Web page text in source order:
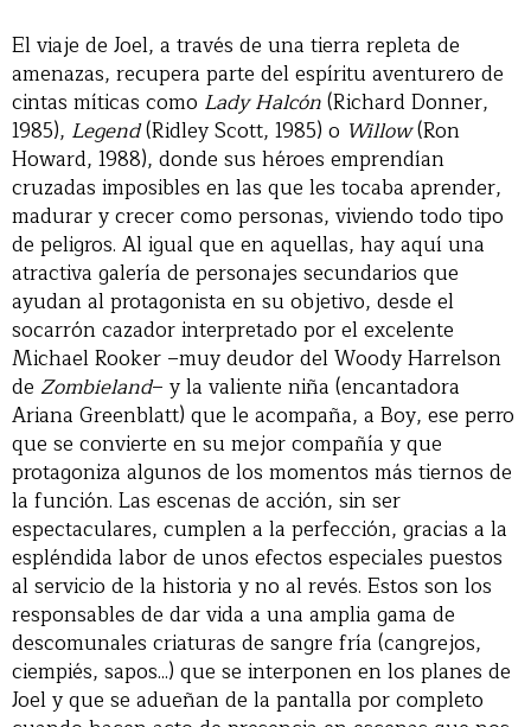
El viaje de Joel, a través de una tierra repleta de
amenazas, recupera parte del espíritu aventurero de
cintas míticas como Lady Halcón(Richard Donner,
1985), Legend(Ridley Scott, 1985) o Willow(Ron
Howard, 1988), donde sus héroes emprendían
cruzadas imposibles en las que les tocaba aprender,
madurar y crecer como personas, viviendo todo tipo
de peligros. Al igual que en aquellas, hay aquí una
atractiva galería de personajes secundarios que
ayudan al protagonista en su objetivo, desde el
socarrón cazador interpretado por el excelente
Michael Rooker –muy deudor del Woody Harrelson
de Zombieland– y la valiente niña (encantadora
Ariana Greenblatt) que le acompaña, a Boy, ese perro
que se convierte en su mejor compañía y que
protagoniza algunos de los momentos más tiernos de
la función. Las escenas de acción, sin ser
espectaculares, cumplen a la perfección, gracias a la
espléndida labor de unos efectos especiales puestos
al servicio de la historia y no al revés. Estos son los
responsables de dar vida a una amplia gama de
descomunales criaturas de sangre fría (cangrejos,
ciempiés, sapos...) que se interponen en los planes de
Joel y que se adueñan de la pantalla por completo